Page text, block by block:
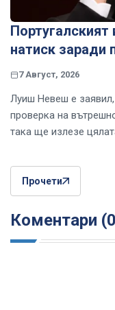
натиск заради
7 Август, 2026
Луиш Невеш е заявил,
проверка на
така ще излезе
Прочети
Коментари